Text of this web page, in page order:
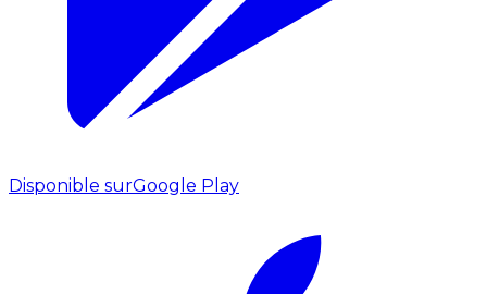
Disponible surGoogle Play